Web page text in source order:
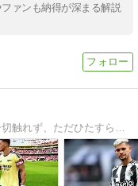
ァンも納得が深まる解説
ノーロン在住の猿が、戦術的なことは一切触れず、ただひたすら勢いだけでアーセナルについて書いていくblog。